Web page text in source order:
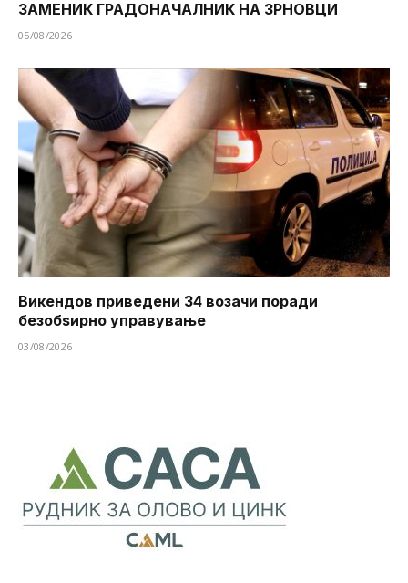
ЗАМЕНИК ГРАДОНАЧАЛНИК НА ЗРНОВЦИ
05/08/2026
Викендов приведени 34 возачи поради
безобѕирно управување
03/08/2026